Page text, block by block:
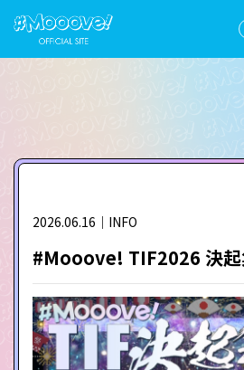
2026.06.16｜INFO
#Mooove! TIF2026 決起